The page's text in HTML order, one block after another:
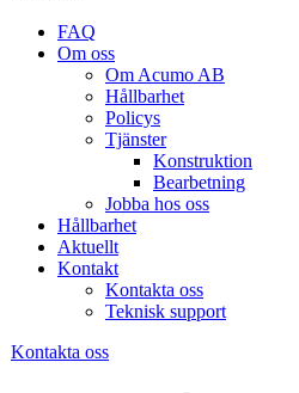
FAQ
Om oss
Om Acumo AB
Hållbarhet
Policys
Tjänster
Konstruktion
Bearbetning
Jobba hos oss
Hållbarhet
Aktuellt
Kontakt
Kontakta oss
Teknisk support
Kontakta oss